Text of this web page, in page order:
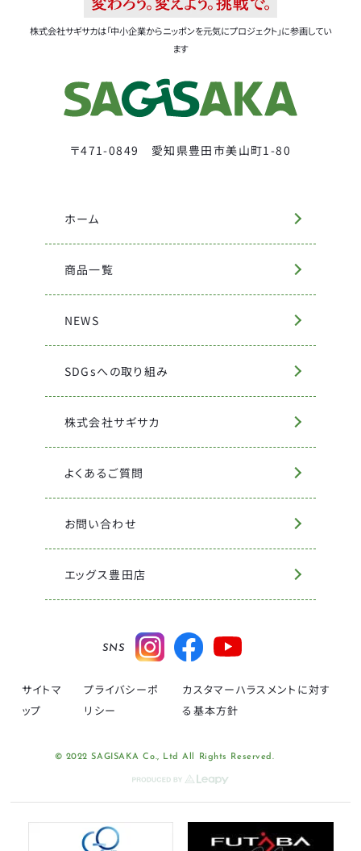
株式会社サギサカは「中小企業からニッポンを元気にプロジェクト」に参画してい
ます
〒471-0849 愛知県豊田市美山町1-80
ホーム
商品一覧
NEWS
SDGsへの取り組み
株式会社サギサカ
よくあるご質問
お問い合わせ
エッグス豊田店
SNS
サイトマ
ップ
プライバシーポ
リシー
カスタマーハラスメントに対す
る基本方針
© 2022 SAGISAKA Co., Ltd All Rights Reserved.